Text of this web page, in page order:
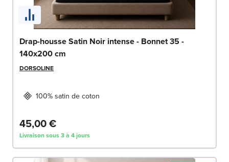
Drap-housse Satin Noir intense - Bonnet 35 -
140x200 cm
DORSOLINE
100% satin de coton
45,00 €
Livraison sous 3 à 4 jours